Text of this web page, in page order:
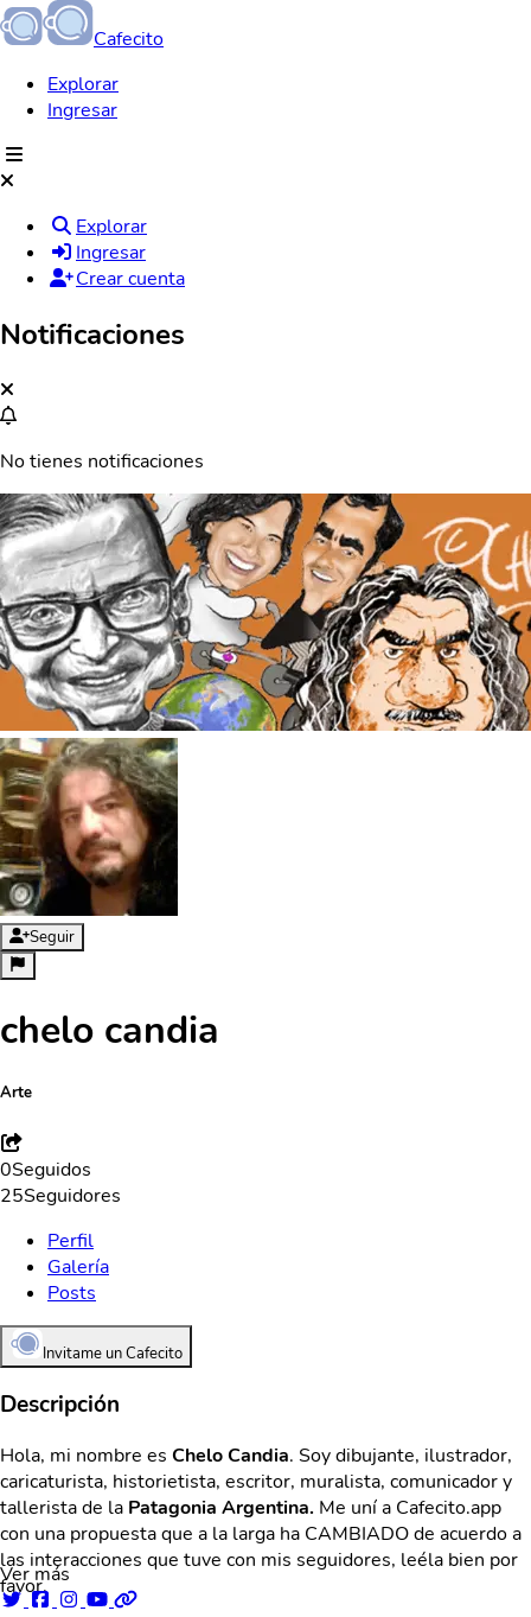
Cafecito
Explorar
Ingresar
Explorar
Ingresar
Crear cuenta
Notificaciones
No tienes notificaciones
Seguir
chelo candia
Arte
0Seguidos
25Seguidores
Perfil
Galería
Posts
Invitame un Cafecito
Descripción
Hola, mi nombre es Chelo Candia. Soy dibujante, ilustrador,
caricaturista, historietista, escritor, muralista, comunicador y
tallerista de la Patagonia Argentina. Me uní a Cafecito.app
con una propuesta que a la larga ha CAMBIADO de acuerdo a
las interacciones que tuve con mis seguidores, leéla bien por
favor.
Ver más